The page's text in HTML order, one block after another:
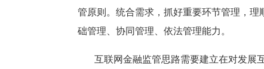
管原则。统合需求，抓好重要环节管理，
础管理、协同管理、依法管理能力。
互联网金融监管思路需要建立在对发展